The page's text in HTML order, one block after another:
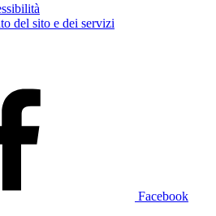
del sito e dei servizi
Facebook